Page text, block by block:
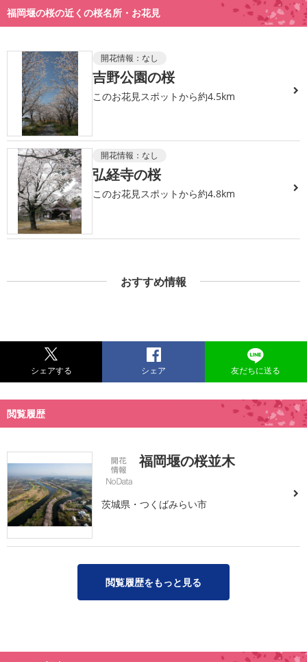
福岡堰の桜の近くの桜名所・お花見
開花情報： なし
吉野公園の桜
このお花見スポットから約4.5km
開花情報： なし
弘経寺の桜
このお花見スポットから約4.8km
おすすめ情報
シェアする シェア 友だちに送る
閲覧履歴
福岡堰の桜並木
茨城県・つくばみらい市
閲覧履歴をもっと見る